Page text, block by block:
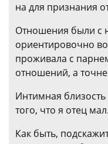
на для признания
Отношения были с
ориентировочно
проживала с
отношений, а
Интимная
того, что я отец мал.
Как быть,